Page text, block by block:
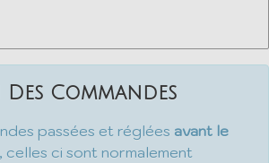
Commandes